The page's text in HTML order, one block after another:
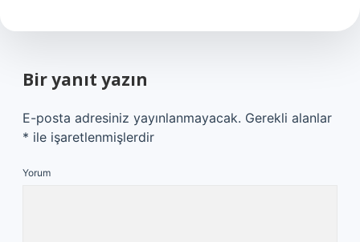
Bir yanıt yazın
E-posta adresiniz yayınlanmayacak. Gerekli alanlar
* ile işaretlenmişlerdir
Yorum